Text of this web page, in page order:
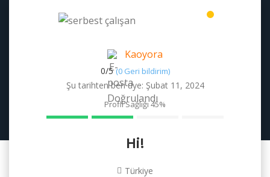
Kaoyora
0/5 (0 Geri bildirim)
Şu tarihten beri üye: Şubat 11, 2024
Profil Sağlığı45%
Hi!
Türkiye